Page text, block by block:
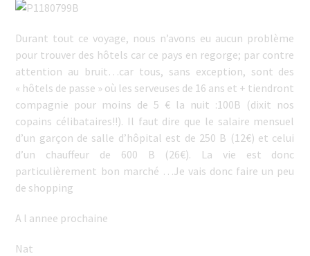
Durant tout ce voyage, nous n’avons eu aucun problème
pour trouver des hôtels car ce pays en regorge; par contre
attention au bruit…car tous, sans exception, sont des
« hôtels de passe » où les serveuses de 16 ans et + tiendront
compagnie pour moins de 5 € la nuit :100B (dixit nos
copains célibataires!!). Il faut dire que le salaire mensuel
d’un garçon de salle d’hôpital est de 250 B (12€) et celui
d’un chauffeur de 600 B (26€). La vie est donc
particulièrement bon marché …Je vais donc faire un peu
de shopping
A l annee prochaine
Nat